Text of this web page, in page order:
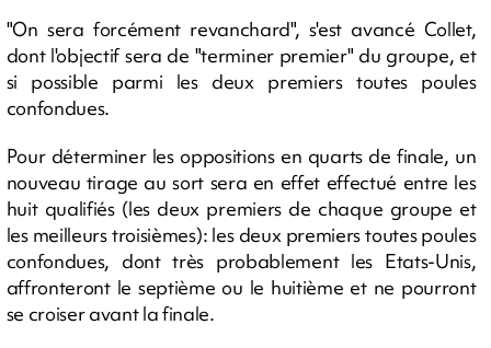
"On sera forcément revanchard", s'est avancé Collet,
dont l'objectif sera de "terminer premier" du groupe, et
si possible parmi les deux premiers toutes poules
confondues.
Pour déterminer les oppositions en quarts de finale, un
nouveau tirage au sort sera en effet effectué entre les
huit qualifiés (les deux premiers de chaque groupe et
les meilleurs troisièmes): les deux premiers toutes poules
confondues, dont très probablement les Etats-Unis,
affronteront le septième ou le huitième et ne pourront
se croiser avant la finale.